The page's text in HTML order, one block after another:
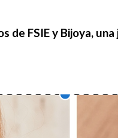
de FSIE y Bijoya,